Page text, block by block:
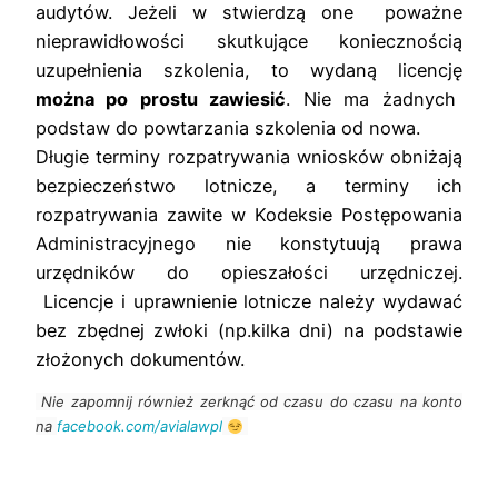
audytów. Jeżeli w stwierdzą one poważne
nieprawidłowości skutkujące koniecznością
uzupełnienia szkolenia, to wydaną licencję
można po prostu zawiesić. Nie ma żadnych
podstaw do powtarzania szkolenia od nowa.
Długie terminy rozpatrywania wniosków obniżają
bezpieczeństwo lotnicze, a terminy ich
rozpatrywania zawite w Kodeksie Postępowania
Administracyjnego nie konstytuują prawa
urzędników do opieszałości urzędniczej.
Licencje i uprawnienie lotnicze należy wydawać
bez zbędnej zwłoki (np.kilka dni) na podstawie
złożonych dokumentów.
Nie zapomnij również zerknąć od czasu do czasu na konto
na facebook.com/avialawpl